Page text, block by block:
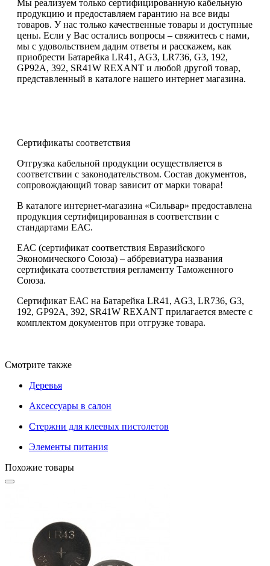
Мы реализуем только сертифицированную кабельную
продукцию и предоставляем гарантию на все виды
товаров. У нас только качественные товары и доступные
цены. Если у Вас остались вопросы – свяжитесь с нами,
мы с удовольствием дадим ответы и расскажем, как
приобрести Батарейка LR41, AG3, LR736, G3, 192,
GP92A, 392, SR41W REXANT и любой другой товар,
представленный в каталоге нашего интернет магазина.
Сертификаты соответствия
Отгрузка кабельной продукции осуществляется в
соответствии с законодательством. Состав документов,
сопровождающий товар зависит от марки товара!
В каталоге интернет-магазина «Сильвар» предоставлена
продукция сертифицированная в соответствии с
стандартами ЕАС.
ЕАС (сертификат соответствия Евразийского
Экономического Союза) – аббревиатура названия
сертификата соответствия регламенту Таможенного
Союза.
Сертификат ЕАС на Батарейка LR41, AG3, LR736, G3,
192, GP92A, 392, SR41W REXANT прилагается вместе с
комплектом документов при отгрузке товара.
Смотрите также
Деревья
Аксессуары в салон
Стержни для клеевых пистолетов
Элементы питания
Похожие товары